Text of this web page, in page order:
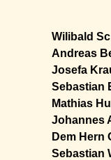
Wilibald
Andreas
Josefa
Sebastian
Mathias
Johannes
Dem Hern
Sebastian